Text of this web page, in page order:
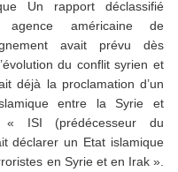
Un rapport déclassifié
agence américaine de
avait prévu dès
du conflit syrien et
déjà la proclamation d’un
entre la Syrie et
« ISI (prédécesseur du
déclarer un Etat islamique
en Syrie et en Irak ».